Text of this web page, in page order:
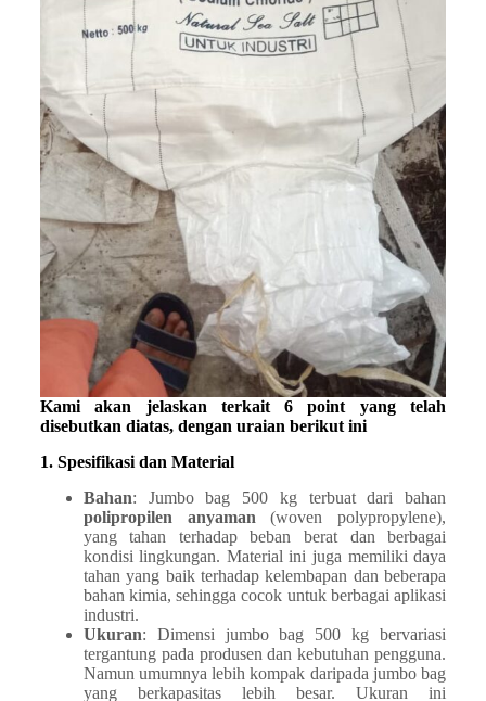
Kami akan jelaskan terkait 6 point yang telah
disebutkan diatas, dengan uraian berikut ini
1. Spesifikasi dan Material
Bahan: Jumbo bag 500 kg terbuat dari bahan
polipropilen anyaman (woven polypropylene),
yang tahan terhadap beban berat dan berbagai
kondisi lingkungan. Material ini juga memiliki daya
tahan yang baik terhadap kelembapan dan beberapa
bahan kimia, sehingga cocok untuk berbagai aplikasi
industri.
Ukuran: Dimensi jumbo bag 500 kg bervariasi
tergantung pada produsen dan kebutuhan pengguna.
Namun umumnya lebih kompak daripada jumbo bag
yang berkapasitas lebih besar. Ukuran ini